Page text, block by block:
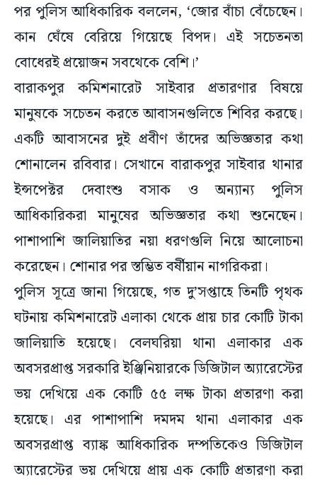
পর পুলিস আধিকারিক বললেন, ‘জোর বাঁচা বেঁচেছেন।
কান ঘেঁষে বেরিয়ে গিয়েছে বিপদ। এই সচেতনতা
বোধেরই প্রয়োজন সবথেকে বেশি।’
বারাকপুর কমিশনারেট সাইবার প্রতারণার বিষয়ে
মানুষকে সচেতন করতে আবাসনগুলিতে শিবির করছে।
একটি আবাসনের দুই প্রবীণ তাঁদের অভিজ্ঞতার কথা
শোনালেন রবিবার। সেখানে বারাকপুর সাইবার থানার
ইন্সপেক্টর দেবাংশু বসাক ও অন্যান্য পুলিস
আধিকারিকরা মানুষের অভিজ্ঞতার কথা শুনেছেন।
পাশাপাশি জালিয়াতির নয়া ধরণগুলি নিয়ে আলোচনা
করেছেন। শোনার পর স্তম্ভিত বর্ষীয়ান নাগরিকরা।
পুলিস সূত্রে জানা গিয়েছে, গত দু’সপ্তাহে তিনটি পৃথক
ঘটনায় কমিশনারেট এলাকা থেকে প্রায় চার কোটি টাকা
জালিয়াতি হয়েছে। বেলঘরিয়া থানা এলাকার এক
অবসরপ্রাপ্ত সরকারি ইঞ্জিনিয়ারকে ডিজিটাল অ্যারেস্টের
ভয় দেখিয়ে এক কোটি ৫৫ লক্ষ টাকা প্রতারণা করা
হয়েছে। এর পাশাপাশি দমদম থানা এলাকার এক
অবসরপ্রাপ্ত ব্যাঙ্ক আধিকারিক দম্পতিকেও ডিজিটাল
অ্যারেস্টের ভয় দেখিয়ে প্রায় এক কোটি প্রতারণা করা